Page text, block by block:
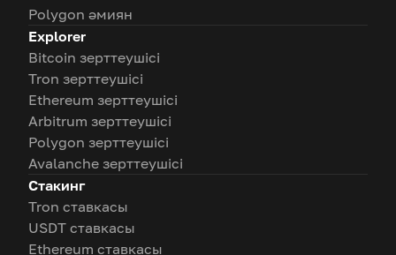
Polygon әмиян
Explorer
Bitcoin зерттеушісі
Tron зерттеушісі
Ethereum зерттеушісі
Arbitrum зерттеушісі
Polygon зерттеушісі
Avalanche зерттеушісі
Стакинг
Tron ставкасы
USDT ставкасы
Ethereum ставкасы